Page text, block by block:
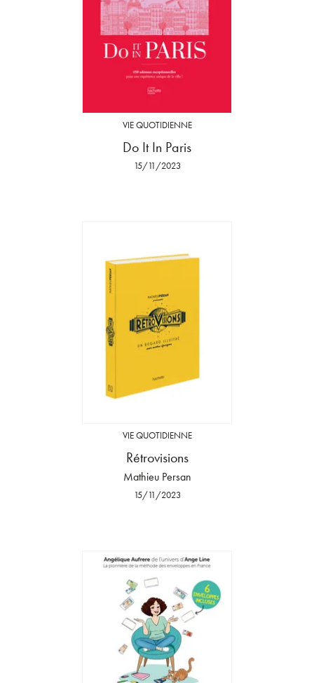
VIE QUOTIDIENNE
Do It In Paris
15/11/2023
VIE QUOTIDIENNE
Rétrovisions
Mathieu Persan
15/11/2023